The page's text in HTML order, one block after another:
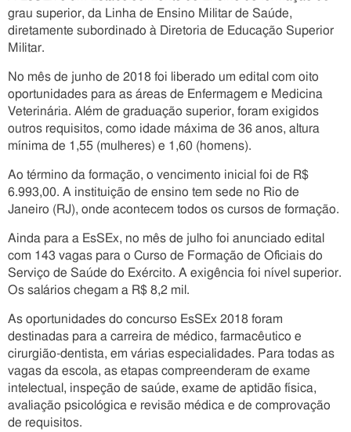
grau superior, da Linha de Ensino Militar de Saúde,
diretamente subordinado à Diretoria de Educação Superior
Militar.
No mês de junho de 2018 foi liberado um edital com oito
oportunidades para as áreas de Enfermagem e Medicina
Veterinária. Além de graduação superior, foram exigidos
outros requisitos, como idade máxima de 36 anos, altura
mínima de 1,55 (mulheres) e 1,60 (homens).
Ao término da formação, o vencimento inicial foi de R$
6.993,00. A instituição de ensino tem sede no Rio de
Janeiro (RJ), onde acontecem todos os cursos de formação.
Ainda para a EsSEx, no mês de julho foi anunciado edital
com 143 vagas para o Curso de Formação de Oficiais do
Serviço de Saúde do Exército. A exigência foi nível superior.
Os salários chegam a R$ 8,2 mil.
As oportunidades do concurso EsSEx 2018 foram
destinadas para a carreira de médico, farmacêutico e
cirurgião-dentista, em várias especialidades. Para todas as
vagas da escola, as etapas compreenderam de exame
intelectual, inspeção de saúde, exame de aptidão física,
avaliação psicológica e revisão médica e de comprovação
de requisitos.